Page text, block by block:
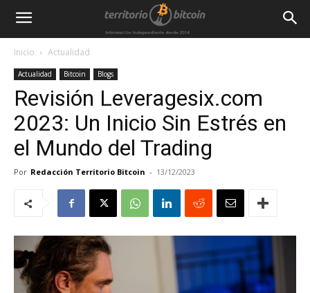
Inicio Actualidad
Actualidad Bitcoin Blogs
Revisión Leveragesix.com
2023: Un Inicio Sin Estrés en
el Mundo del Trading
Por Redacción Territorio Bitcoin - 13/12/2023